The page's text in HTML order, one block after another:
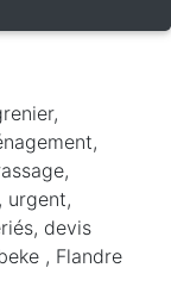
urgent,
devis
, Flandre